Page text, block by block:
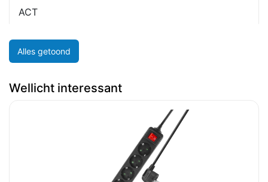
ACT
Alles getoond
Wellicht interessant